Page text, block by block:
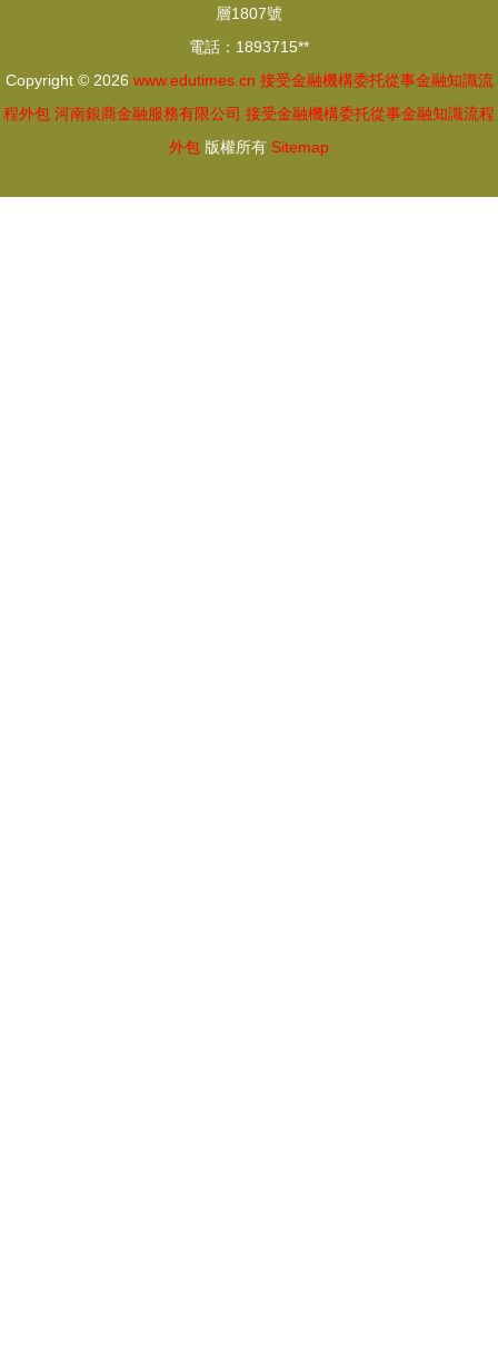
層1807號
電話：1893715**
Copyright © 2026 www.edutimes.cn 接受金融機構委托從事金融知識流
程外包 河南銀商金融服務有限公司 接受金融機構委托從事金融知識流程
外包 版權所有 Sitemap